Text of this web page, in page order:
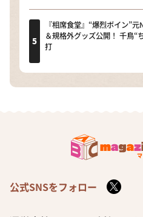
『相席食堂』“爆烈ボイン”
＆規格外グッズ公開！ 千鳥“
打
公式SNSをフォロー